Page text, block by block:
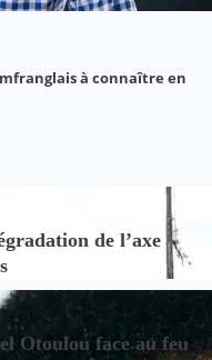
à connaître en
de l’axe
Otoulou face au feu